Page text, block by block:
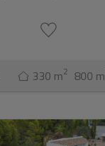
330 m2 800 m